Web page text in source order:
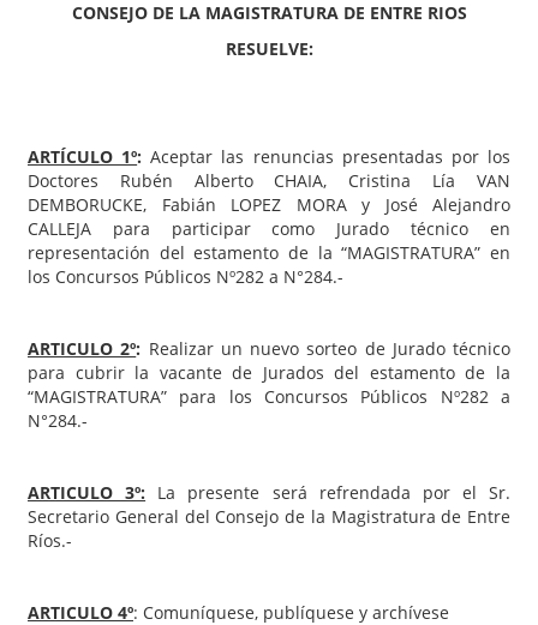
CONSEJO DE LA MAGISTRATURA DE ENTRE RIOS
RESUELVE:
ARTÍCULO 1º: Aceptar las renuncias presentadas por los
Doctores Rubén Alberto CHAIA, Cristina Lía VAN
DEMBORUCKE, Fabián LOPEZ MORA y José Alejandro
CALLEJA para participar como Jurado técnico en
representación del estamento de la “MAGISTRATURA” en
los Concursos Públicos Nº282 a N°284.-
ARTICULO 2º: Realizar un nuevo sorteo de Jurado técnico
para cubrir la vacante de Jurados del estamento de la
“MAGISTRATURA” para los Concursos Públicos Nº282 a
N°284.-
ARTICULO 3º: La presente será refrendada por el Sr.
Secretario General del Consejo de la Magistratura de Entre
Ríos.-
ARTICULO 4º: Comuníquese, publíquese y archívese